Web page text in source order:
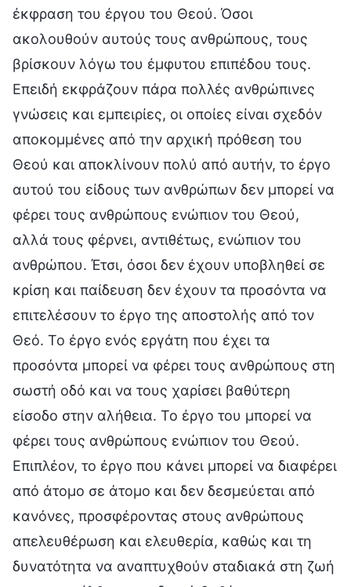
έκφραση του έργου του Θεού. Όσοι
ακολουθούν αυτούς τους ανθρώπους, τους
βρίσκουν λόγω του έμφυτου επιπέδου τους.
Επειδή εκφράζουν πάρα πολλές ανθρώπινες
γνώσεις και εμπειρίες, οι οποίες είναι σχεδόν
αποκομμένες από την αρχική πρόθεση του
Θεού και αποκλίνουν πολύ από αυτήν, το έργο
αυτού του είδους των ανθρώπων δεν μπορεί να
φέρει τους ανθρώπους ενώπιον του Θεού,
αλλά τους φέρνει, αντιθέτως, ενώπιον του
ανθρώπου. Έτσι, όσοι δεν έχουν υποβληθεί σε
κρίση και παίδευση δεν έχουν τα προσόντα να
επιτελέσουν το έργο της αποστολής από τον
Θεό. Το έργο ενός εργάτη που έχει τα
προσόντα μπορεί να φέρει τους ανθρώπους στη
σωστή οδό και να τους χαρίσει βαθύτερη
είσοδο στην αλήθεια. Το έργο του μπορεί να
φέρει τους ανθρώπους ενώπιον του Θεού.
Επιπλέον, το έργο που κάνει μπορεί να διαφέρει
από άτομο σε άτομο και δεν δεσμεύεται από
κανόνες, προσφέροντας στους ανθρώπους
απελευθέρωση και ελευθερία, καθώς και τη
δυνατότητα να αναπτυχθούν σταδιακά στη ζωή